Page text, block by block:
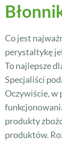
Co jest
perystaltykę
To najlepsze
Specjaliści
Oczywiście, w
produkty
produktów.